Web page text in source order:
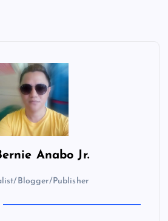
Anabo Jr.
Blogger/Publisher